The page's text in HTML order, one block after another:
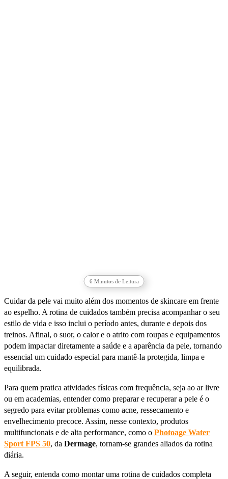
6 Minutos de Leitura
Cuidar da pele vai muito além dos momentos de skincare em frente
ao espelho. A rotina de cuidados também precisa acompanhar o seu
estilo de vida e isso inclui o período antes, durante e depois dos
treinos. Afinal, o suor, o calor e o atrito com roupas e equipamentos
podem impactar diretamente a saúde e a aparência da pele, tornando
essencial um cuidado especial para mantê-la protegida, limpa e
equilibrada.
Para quem pratica atividades físicas com frequência, seja ao ar livre
ou em academias, entender como preparar e recuperar a pele é o
segredo para evitar problemas como acne, ressecamento e
envelhecimento precoce. Assim, nesse contexto, produtos
multifuncionais e de alta performance, como o Photoage Water
Sport FPS 50, da Dermage, tornam-se grandes aliados da rotina
diária.
A seguir, entenda como montar uma rotina de cuidados completa